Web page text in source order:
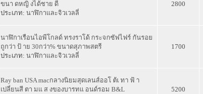
ขนา ดหญิ งได้ชาย ดี
ประเภท: นาฬิกาและจิวเวลลี่
2800
นาฬิกาเรือนไอพีโกลด์ ทรงราโด้ กระจกซัฟไฟร์ กันรอย
ถูกว่า ป้ าย 30กว่า% ขนาดสุภาพสตรี
ประเภท: นาฬิกาและจิวเวลลี่
1700
Ray ban USA macกลางนิยมสุดเลนส์ออโ ต้เ ทา ฟ้ า
เปลี่ยนสี ตา มแ ส งของบารทแ อนด์รอม B&L
5200